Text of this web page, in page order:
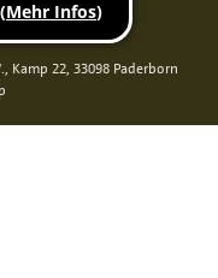
weitergeleitet.
22, 33098 Paderborn